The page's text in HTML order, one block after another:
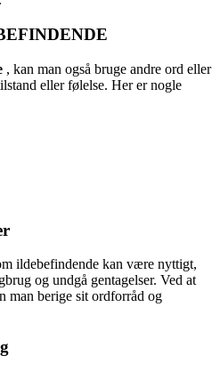
, kan man også bruge andre ord eller
eller følelse. Her er nogle
ildebefindende kan være nyttigt,
og undgå gentagelser. Ved at
man berige sit ordforråd og